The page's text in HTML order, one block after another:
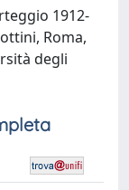
1912-
Roma,
degli